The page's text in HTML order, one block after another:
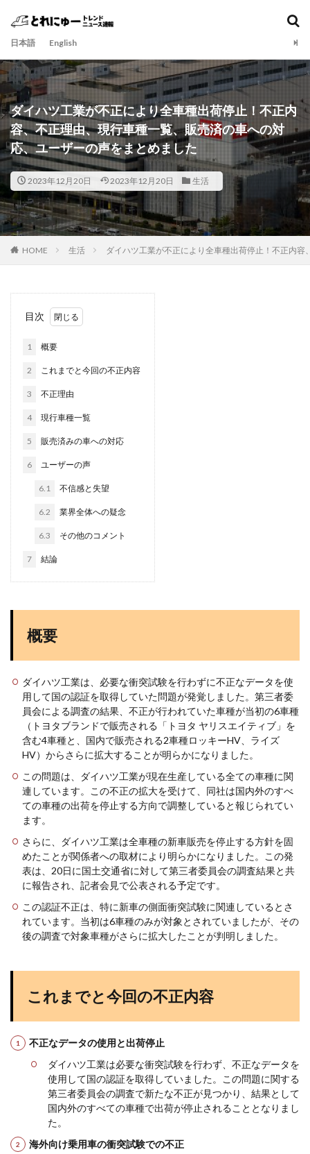
日本語 English
ダイハツ工業が不正により全車種出荷停止！不正内
容、不正理由、現行車種一覧、販売済の車への対
応、ユーザーの声をまとめました
2023年12月20日 2023年12月20日 生活
HOME 生活 ダイハツ工業が不正により全車種出荷停止！不正内
目次
1 概要
2 これまでと今回の不正内容
3 不正理由
4 現行車種一覧
5 販売済みの車への対応
6 ユーザーの声
6.1 不信感と失望
6.2 業界全体への疑念
6.3 その他のコメント
7 結論
概要
ダイハツ工業は、必要な衝突試験を行わずに不正なデータを使
用して国の認証を取得していた問題が発覚しました。第三者委
員会による調査の結果、不正が行われていた車種が当初の6車種
（トヨタブランドで販売される「トヨタ ヤリスエイティブ」を
含む4車種と、国内で販売される2車種ロッキーHV、ライズ
HV）からさらに拡大することが明らかになりました​​。
この問題は、ダイハツ工業が現在生産している全ての車種に関
連しています。この不正の拡大を受けて、同社は国内外のすべ
ての車種の出荷を停止する方向で調整していると報じられてい
ます​​。
さらに、ダイハツ工業は全車種の新車販売を停止する方針を固
めたことが関係者への取材により明らかになりました。この発
表は、20日に国土交通省に対して第三者委員会の調査結果と共
に報告され、記者会見で公表される予定です​​。
この認証不正は、特に新車の側面衝突試験に関連しているとさ
れています。当初は6車種のみが対象とされていましたが、その
後の調査で対象車種がさらに拡大したことが判明しました​​。
これまでと今回の不正内容
不正なデータの使用と出荷停止
ダイハツ工業は必要な衝突試験を行わず、不正なデータを
使用して国の認証を取得していました。この問題に関する
第三者委員会の調査で新たな不正が見つかり、結果として
国内外のすべての車種で出荷が停止されることとなりまし
た​​。
海外向け乗用車の衝突試験での不正